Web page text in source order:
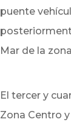
puente
Mar de la
El tercer y
Zona Centro